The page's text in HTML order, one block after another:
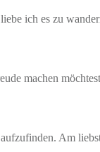
ich es zu
machen
Am